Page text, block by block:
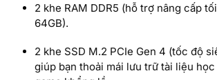
2 khe RAM DDR5 (hỗ trợ nâng cấp
64GB).
2 khe SSD M.2 PCIe Gen 4 (tốc độ
giúp bạn thoải mái lưu trữ tài liệu học